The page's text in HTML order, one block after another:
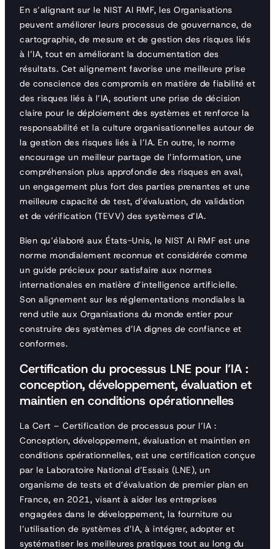
En s’alignant sur le NIST AI RMF, les Organisations
peuvent améliorer leurs processus de gouvernance, de
cartographie, de mesure et de gestion des risques liés
à l’IA, tout en améliorant la documentation des
résultats. Cet alignement favorise une meilleure prise
de conscience des compromis en matière de fiabilité et
des risques liés à l’IA, soutient une prise de décision
claire pour le déploiement des systèmes et renforce la
responsabilité et la culture organisationnelles autour de
la gestion des risques liés à l’IA. En outre, le norme
encourage un meilleur partage de l’information, une
compréhension plus approfondie des risques en aval,
un engagement plus fort des parties prenantes et une
meilleure capacité de test, d’évaluation, de validation
et de vérification (TEVV) des systèmes d’IA.
Bien qu’élaboré aux États-Unis, le NIST AI RMF est une
norme mondialement reconnue et considérée comme
un guide précieux pour satisfaire aux normes
internationales en matière d’intelligence artificielle.
Son alignement sur les réglementations mondiales la
rend utile aux Organisations du monde entier pour
construire des systèmes d’IA dignes de confiance et
conformes.
Certification du processus LNE pour l’IA :
conception, développement, évaluation et
maintien en conditions opérationnelles
La Cert – Certification de processus pour l’IA :
Conception, développement, évaluation et maintien en
conditions opérationnelles, est une certification conçue
par le Laboratoire National d’Essais (LNE), un
organisme de tests et d’évaluation de premier plan en
France, en 2021, visant à aider les entreprises
engagées dans le développement, la fourniture ou
l’utilisation de systèmes d’IA, à intégrer, adopter et
systématiser les meilleures pratiques tout au long du